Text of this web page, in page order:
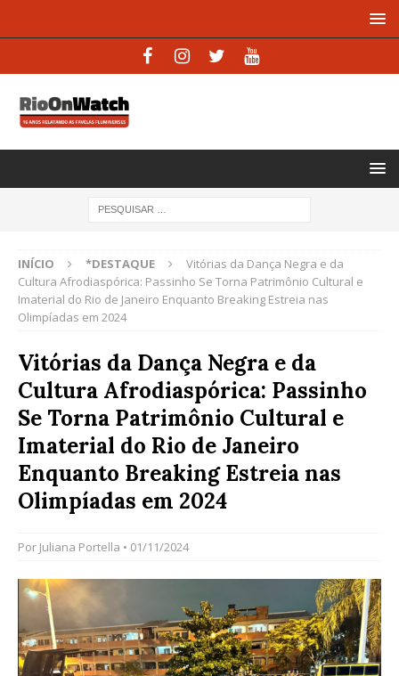
INÍCIO *DESTAQUE
Vitórias da Dança Negra e da
Cultura Afrodiaspórica: Passinho Se Torna Patrimônio Cultural e
Imaterial do Rio de Janeiro Enquanto Breaking Estreia nas
Olimpíadas em 2024
Vitórias da Dança Negra e da
Cultura Afrodiaspórica: Passinho
Se Torna Patrimônio Cultural e
Imaterial do Rio de Janeiro
Enquanto Breaking Estreia nas
Olimpíadas em 2024
Por Juliana Portella • 01/11/2024